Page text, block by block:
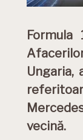
Formula
Ungaria,
vecină.